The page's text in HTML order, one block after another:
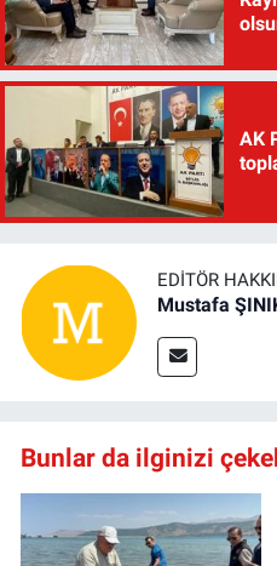
AK
EDITÖR
Mustafa
Bunlar da ilginizi